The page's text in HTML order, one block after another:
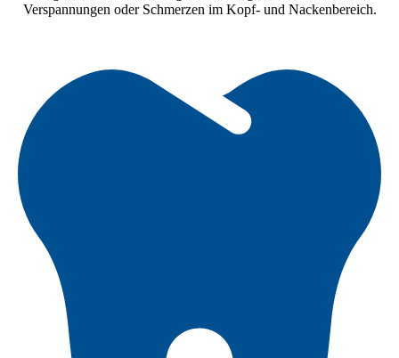
Verspannungen oder Schmerzen im Kopf- und Nackenbereich.